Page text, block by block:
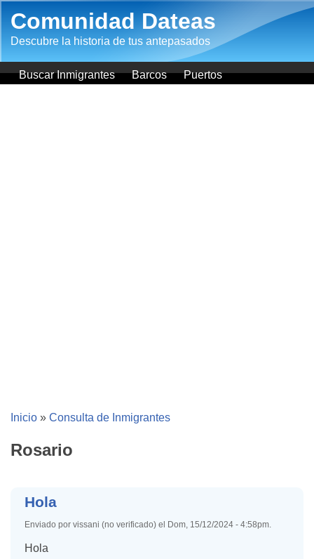
Comunidad Dateas
Descubre la historia de tus antepasados
Buscar Inmigrantes Barcos Puertos
Inicio » Consulta de Inmigrantes
Rosario
Hola
Enviado por vissani (no verificado) el Dom, 15/12/2024 - 4:58pm.
Hola